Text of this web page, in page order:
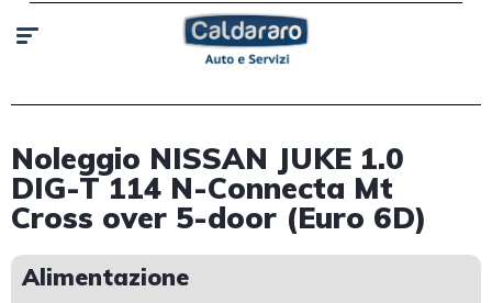
Noleggio NISSAN JUKE 1.0
DIG-T 114 N-Connecta Mt
Cross over 5-door (Euro 6D)
Alimentazione